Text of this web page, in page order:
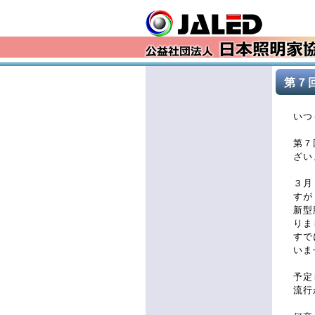
第７
い
第７
ざ
３
すが
新
り
すで
い
予定
流行